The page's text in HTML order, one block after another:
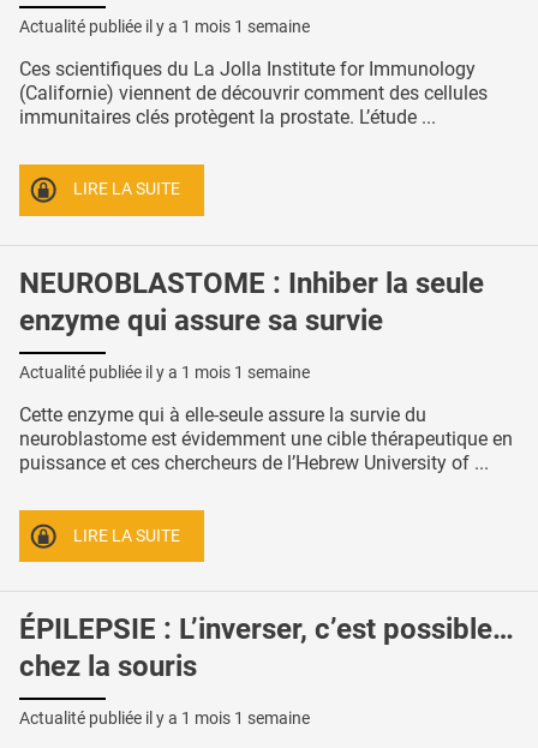
Actualité publiée il y a 1 mois 1 semaine
Ces scientifiques du La Jolla Institute for Immunology
(Californie) viennent de découvrir comment des cellules
immunitaires clés protègent la prostate. L’étude ...
LIRE LA SUITE
NEUROBLASTOME : Inhiber la seule
enzyme qui assure sa survie
Actualité publiée il y a 1 mois 1 semaine
Cette enzyme qui à elle-seule assure la survie du
neuroblastome est évidemment une cible thérapeutique en
puissance et ces chercheurs de l’Hebrew University of ...
LIRE LA SUITE
ÉPILEPSIE : L’inverser, c’est possible…
chez la souris
Actualité publiée il y a 1 mois 1 semaine